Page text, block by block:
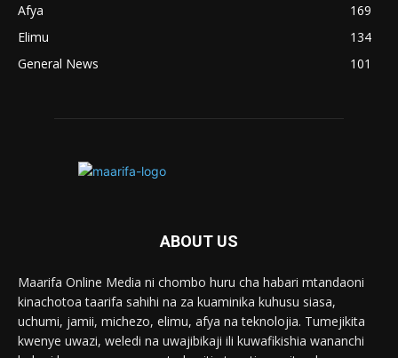
Afya
169
Elimu
134
General News
101
ABOUT US
Maarifa Online Media ni chombo huru cha habari mtandaoni
kinachotoa taarifa sahihi na za kuaminika kuhusu siasa,
uchumi, jamii, michezo, elimu, afya na teknolojia. Tumejikita
kwenye uwazi, weledi na uwajibikaji ili kuwafikishia wananchi